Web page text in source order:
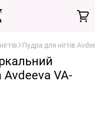
Пудра для нігтів
VA-